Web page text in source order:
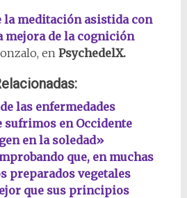
la meditación asistida con
mejora de la cognición
en PsychedelX.
las enfermedades
sufrimos en Occidente
en la soledad»
que, en muchas
preparados vegetales
que sus principios